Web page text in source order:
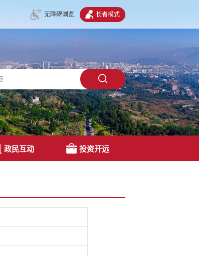
无障碍浏览 长者模式
政民互动 投资开远